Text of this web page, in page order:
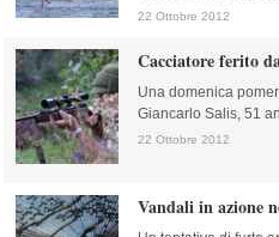
22 Ottobre 2012
Cacciatore ferito
Una domenica
Giancarlo Salis, 51
22 Ottobre 2012
Vandali in azione